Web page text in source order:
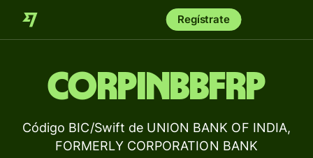
Regístrate
CORPINBBFRP
Código BIC/Swift de UNION BANK OF INDIA,
FORMERLY CORPORATION BANK